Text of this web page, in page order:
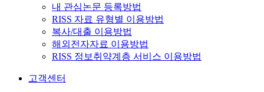
내 관심논문 등록방법
RISS 자료 유형별 이용방법
복사/대출 이용방법
해외전자자료 이용방법
RISS 정보취약계층 서비스 이용방법
고객센터